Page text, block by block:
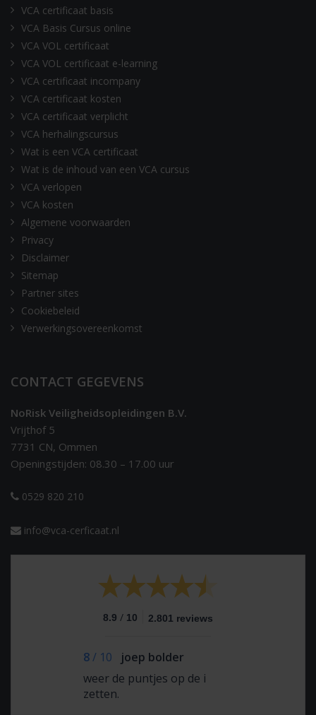
VCA certificaat basis
VCA Basis Cursus online
VCA VOL certificaat
VCA VOL certificaat e-learning
VCA certificaat incompany
VCA certificaat kosten
VCA certificaat verplicht
VCA herhalingscursus
Wat is een VCA certificaat
Wat is de inhoud van een VCA cursus
VCA verlopen
VCA kosten
Algemene voorwaarden
Privacy
Disclaimer
Sitemap
Partner sites
Cookiebeleid
Verwerkingsovereenkomst
CONTACT GEGEVENS
NoRisk Veiligheidsopleidingen B.V.
Vrijthof 5
7731 CN, Ommen
Openingstijden: 08.30 – 17.00 uur
0529 820 210
info@vca-cerficaat.nl
8.9 / 10 2.801 reviews
8/ 10
joep bolder
weer de puntjes op de i
zetten.